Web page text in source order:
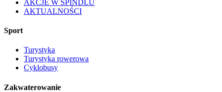
AKCJE W ŠPINDLU
AKTUALNOŚCI
Sport
Turystyka
Turystyka rowerowa
Cyklobusy
Zakwaterowanie